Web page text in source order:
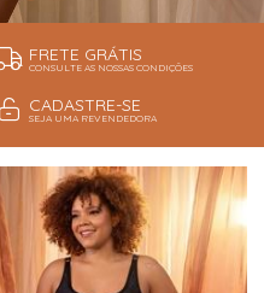
FRETE GRÁTIS
CONSULTE AS NOSSAS CONDIÇÕES
CADASTRE-SE
SEJA UMA REVENDEDORA